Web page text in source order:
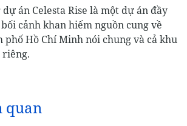
án Celesta Rise là một dự án đầy
cảnh khan hiếm nguồn cung về
phố Hồ Chí Minh nói chung và cả khu
riêng.
quan